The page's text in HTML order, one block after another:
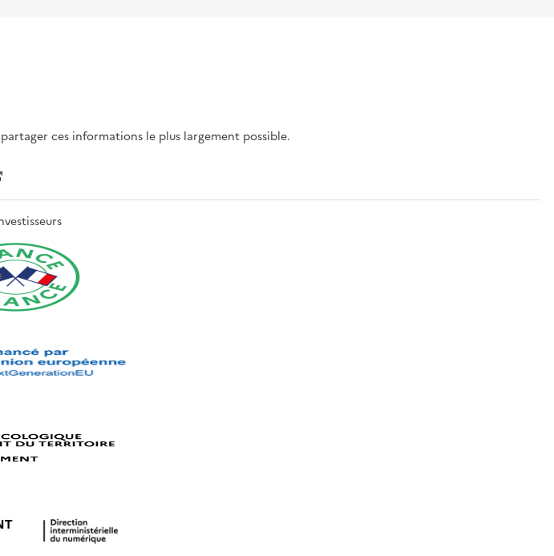
ces informations le plus largement possible.